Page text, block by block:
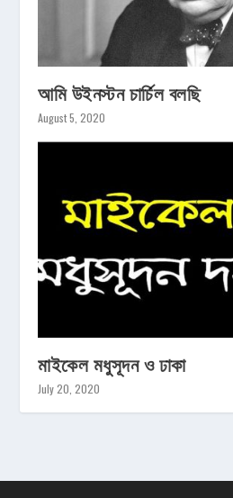
আমি উইনস্টন চার্চিল বলছি
August 5, 2020
মাইকেল মধুসূদন ও ঢাকা
July 20, 2020